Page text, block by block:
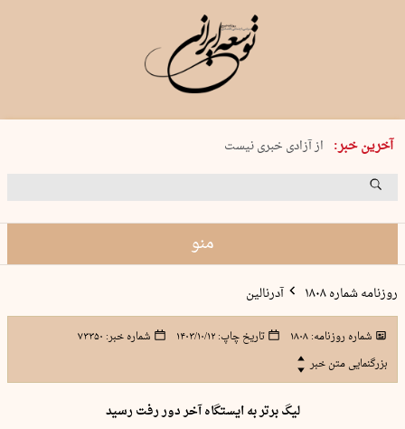
آخرین خبر:
یکشنبه 18 مرداد 1405 شماره 2245
از آزادی خبری نیست
۸۸۸ نفر سال گذشته بر اثر غرق‌شدگی جان …
منو
روزنامه شماره ۱۸۰۸ آدرنالین
شماره روزنامه:۱۸۰۸ تاریخ چاپ:۱۴۰۳/۱۰/۱۲ شماره خبر: ۷۳۳۵۰
بزرگنمایی متن خبر
لیگ برتر به ایستگاه آخر دور رفت رسید